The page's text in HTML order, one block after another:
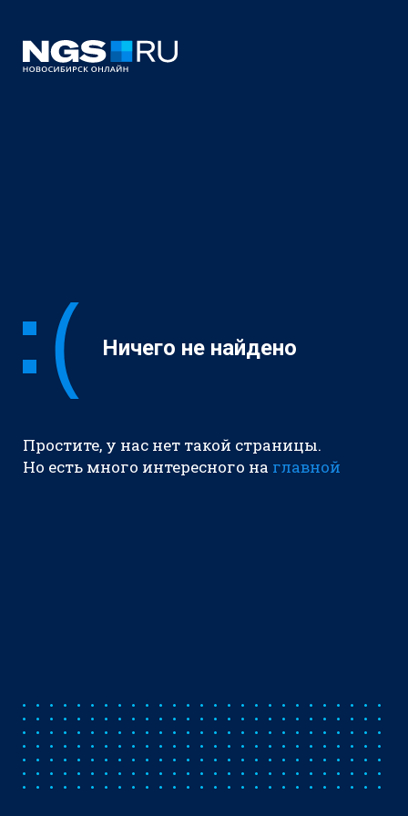
Ничего не найдено
Простите, у нас нет такой страницы.
Но есть много интересного на главной